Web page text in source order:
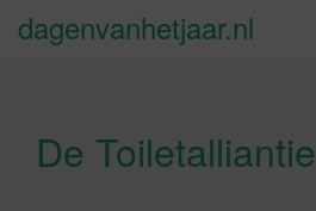
dagenvanhetjaar.nl
De Toiletalliantie